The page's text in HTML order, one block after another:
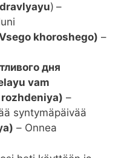
) –
khoroshego) –
дня
vam
–
syntymäpäivää
– Onnea